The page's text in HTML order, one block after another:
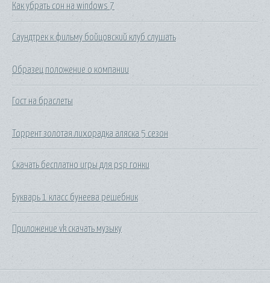
Как убрать сон на windows 7
Саундтрек к фильму бойцовский клуб слушать
Образец положение о компании
Гост на браслеты
Торрент золотая лихорадка аляска 5 сезон
Скачать бесплатно игры для psp гонки
Букварь 1 класс бунеева решебник
Приложение vk скачать музыку